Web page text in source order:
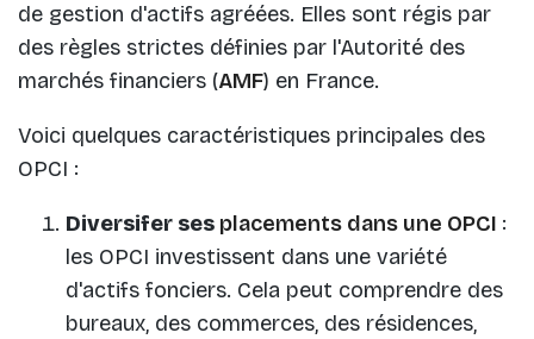
de gestion d'actifs agréées. Elles sont régis par
des règles strictes définies par l'Autorité des
marchés financiers (AMF) en France.
Voici quelques caractéristiques principales des
OPCI :
Diversifer ses placements dans une OPCI :
les OPCI investissent dans une variété
d'actifs fonciers. Cela peut comprendre des
bureaux, des commerces, des résidences,